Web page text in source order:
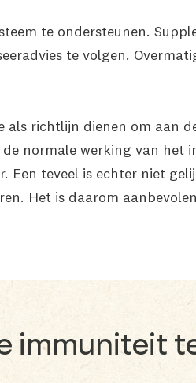
te ondersteunen.
te volgen.
richtlijn dienen om aan
normale werking van het
teveel is echter niet
Het is daarom
immuniteit